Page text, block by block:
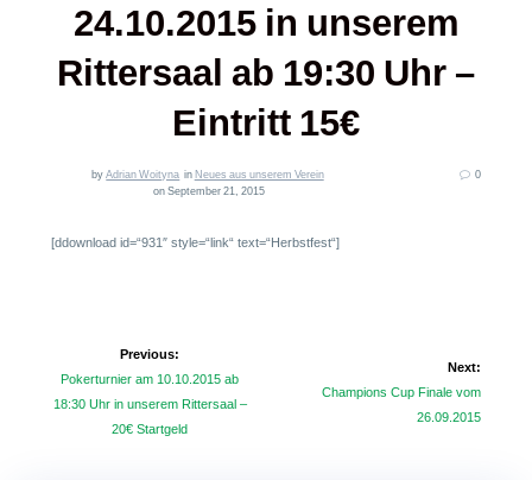
24.10.2015 in unserem
Rittersaal ab 19:30 Uhr –
Eintritt 15€
byAdrian Woityna inNeues aus unserem Verein
on September 21, 2015
0
[ddownload id=“931″ style=“link“ text=“Herbstfest“]
Beitragsnavigation
Previous:
Previous
post:
Pokerturnier am 10.10.2015 ab
18:30 Uhr in unserem Rittersaal –
20€ Startgeld
Next:
Next
Champions Cup Finale vom
26.09.2015